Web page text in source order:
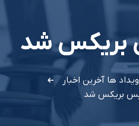
بریکس شد
ها آخرین اخبار
بریکس شد